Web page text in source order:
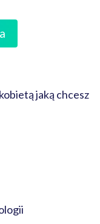
jaką chcesz